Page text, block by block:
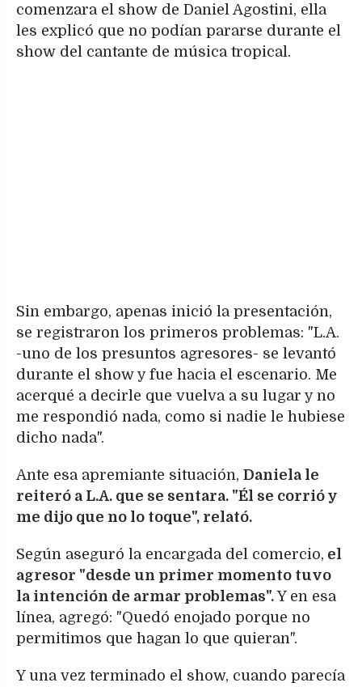
comenzara el show de Daniel Agostini, ella
les explicó que no podían pararse durante el
show del cantante de música tropical.
Sin embargo, apenas inició la presentación,
se registraron los primeros problemas: "L.A.
-uno de los presuntos agresores- se levantó
durante el show y fue hacia el escenario. Me
acerqué a decirle que vuelva a su lugar y no
me respondió nada, como si nadie le hubiese
dicho nada".
Ante esa apremiante situación, Daniela le
reiteró a L.A. que se sentara. "Él se corrió y
me dijo que no lo toque", relató.
Según aseguró la encargada del comercio, el
agresor "desde un primer momento tuvo
la intención de armar problemas".Y en esa
línea, agregó: "Quedó enojado porque no
permitimos que hagan lo que quieran".
Y una vez terminado el show, cuando parecía